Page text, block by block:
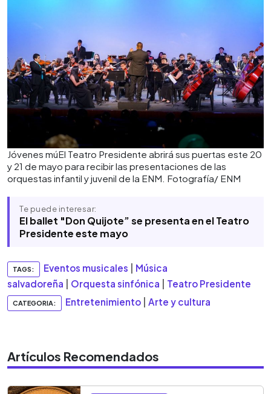
Jóvenes múEl Teatro Presidente abrirá sus puertas este 20
y 21 de mayo para recibir las presentaciones de las
orquestas infantil y juvenil de la ENM. Fotografía/ ENM
Te puede interesar:
El ballet "Don Quijote” se presenta en el Teatro
Presidente este mayo
TAGS: Eventos musicales
Música
salvadoreña
Orquesta sinfónica Teatro Presidente
CATEGORIA: Entretenimiento Arte y cultura
Artículos Recomendados